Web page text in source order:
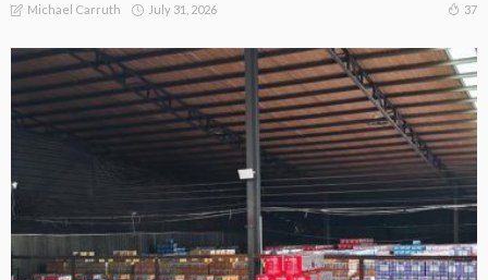
Michael Carruth July 31, 2026 37